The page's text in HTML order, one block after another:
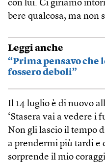
con lui. Ci giriamo
bere qualcosa, ma non
Leggi anche
“Prima pensavo che
fossero deboli”
Il 14 luglio è di nuovo
‘Stasera vai a vedere i
Non gli lascio il tempo
a prendermi più tardi e
sorprende il mio